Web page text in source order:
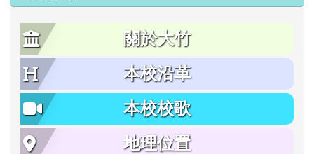
關於大竹
本校沿革
本校校歌
地理位置